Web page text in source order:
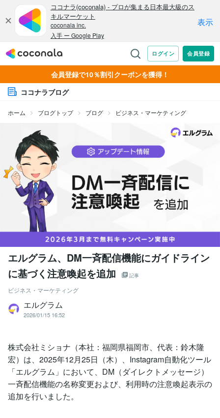
会員登録で10％割引クーポンを獲得！
ココナラブログ
ホーム ブログトップ ブログ ビジネス・マーケティング
エルグラム、DM一斉配信機能にガイドライン
に基づく注意喚起を追加
記事
ビジネス・マーケティング
エルグラム
2026/01/15 16:52
株式会社ミショナ（本社：福岡県福岡市、代表：鈴木隆
宏）は、2025年12月25日（木）、Instagram自動化ツール
「エルグラム」において、DM（ダイレクトメッセージ）
一斉配信機能の名称変更および、利用時の注意喚起表示の
追加を行いました。